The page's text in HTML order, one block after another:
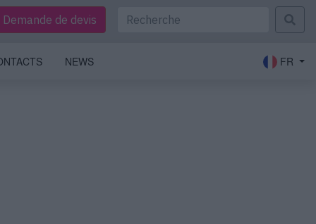
Demande de devis
NEWS FR